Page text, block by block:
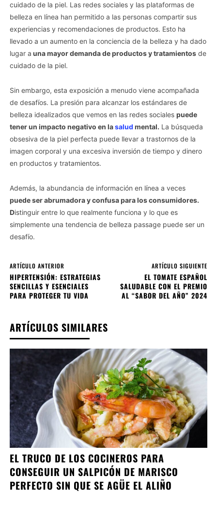
cuidado de la piel. Las redes sociales y las plataformas de
belleza en línea han permitido a las personas compartir sus
experiencias y recomendaciones de productos. Esto ha
llevado a un aumento en la conciencia de la belleza y ha dado
lugar a una mayor demanda de productos y tratamientos de
cuidado de la piel.
Sin embargo, esta exposición a menudo viene acompañada
de desafíos. La presión para alcanzar los estándares de
belleza idealizados que vemos en las redes sociales puede
tener un impacto negativo en lasalud mental. La búsqueda
obsesiva de la piel perfecta puede llevar a trastornos de la
imagen corporal y una excesiva inversión de tiempo y dinero
en productos y tratamientos.
Además, la abundancia de información en línea a veces
puede ser abrumadora y confusa para los consumidores.
Distinguir entre lo que realmente funciona y lo que es
simplemente una tendencia de belleza passage puede ser un
desafío.
ARTÍCULO ANTERIOR
HIPERTENSIÓN: ESTRATEGIAS
SENCILLAS Y ESENCIALES
PARA PROTEGER TU VIDA
ARTÍCULO SIGUIENTE
EL TOMATE ESPAÑOL
SALUDABLE CON EL PREMIO
AL “SABOR DEL AÑO” 2024
ARTÍCULOS SIMILARES
EL TRUCO DE LOS COCINEROS PARA
CONSEGUIR UN SALPICÓN DE MARISCO
PERFECTO SIN QUE SE AGÜE EL ALIÑO